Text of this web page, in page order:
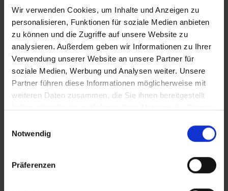
Wir verwenden Cookies, um Inhalte und Anzeigen zu
personalisieren, Funktionen für soziale Medien anbieten
zu können und die Zugriffe auf unsere Website zu
analysieren. Außerdem geben wir Informationen zu Ihrer
Verwendung unserer Website an unsere Partner für
soziale Medien, Werbung und Analysen weiter. Unsere
Partner führen diese Informationen möglicherweise mit
weiteren Daten zusammen, die Sie ihnen bereitgestellt
Notwendig
Präferenzen